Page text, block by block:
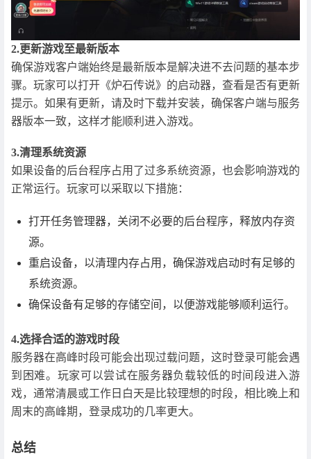
2.更新游戏至最新版本
确保游戏客户端始终是最新版本是解决进不去问题的基本步
骤。玩家可以打开《炉石传说》的启动器，查看是否有更新
提示。如果有更新，请及时下载并安装，确保客户端与服务
器版本一致，这样才能顺利进入游戏。
3.清理系统资源
如果设备的后台程序占用了过多系统资源，也会影响游戏的
正常运行。玩家可以采取以下措施：
打开任务管理器，关闭不必要的后台程序，释放内存资
源。
重启设备，以清理内存占用，确保游戏启动时有足够的
系统资源。
确保设备有足够的存储空间，以便游戏能够顺利运行。
4.选择合适的游戏时段
服务器在高峰时段可能会出现过载问题，这时登录可能会遇
到困难。玩家可以尝试在服务器负载较低的时间段进入游
戏，通常清晨或工作日白天是比较理想的时段，相比晚上和
周末的高峰期，登录成功的几率更大。
总结